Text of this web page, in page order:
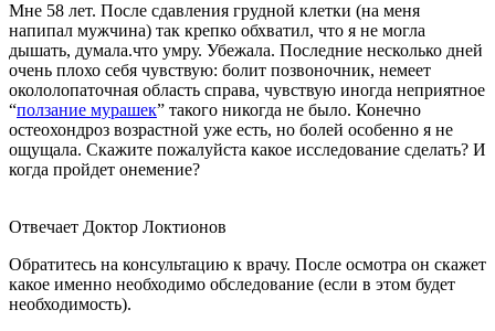
Мне 58 лет. После сдавления грудной клетки (на меня
напипал мужчина) так крепко обхватил, что я не могла
дышать, думала.что умру. Убежала. Последние несколько дней
очень плохо себя чувствую: болит позвоночник, немеет
окололопаточная область справа, чувствую иногда неприятное
“ползание мурашек” такого никогда не было. Конечно
остеохондроз возрастной уже есть, но болей особенно я не
ощущала. Скажите пожалуйста какое исследование сделать? И
когда пройдет онемение?
Отвечает Доктор Локтионов
Обратитесь на консультацию к врачу. После осмотра он скажет
какое именно необходимо обследование (если в этом будет
необходимость).